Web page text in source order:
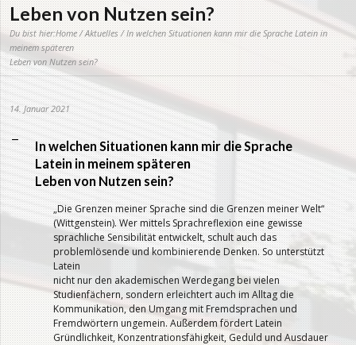
Leben von Nutzen sein?
Du bist hier:Home/Aktuelles/ In welchen Situationen kann mir die Sprache Latein in
meinem späteren
Leben von Nutzen sein?
14. Januar 2021
A
In welchen Situationen kann mir die Sprache
Latein in meinem späteren
Leben von Nutzen sein?
„Die Grenzen meiner Sprache sind die Grenzen meiner Welt“
(Wittgenstein). Wer mittels Sprachreflexion eine gewisse
sprachliche Sensibilität entwickelt, schult auch das
problemlösende und kombinierende Denken. So unterstützt
Latein
nicht nur den akademischen Werdegang bei vielen
Studienfächern, sondern erleichtert auch im Alltag die
Kommunikation, den Umgang mit Fremdsprachen und
Fremdwörtern ungemein. Außerdem fördert Latein
Gründlichkeit, Konzentrationsfähigkeit, Geduld und Ausdauer